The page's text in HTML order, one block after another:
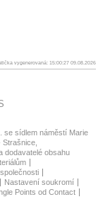
vygenerovaná: 15:00:27 09.08.2026
se sídlem náměstí Marie
Strašnice,
dodavatelé obsahu
Nastavení soukromí
Points od Contact